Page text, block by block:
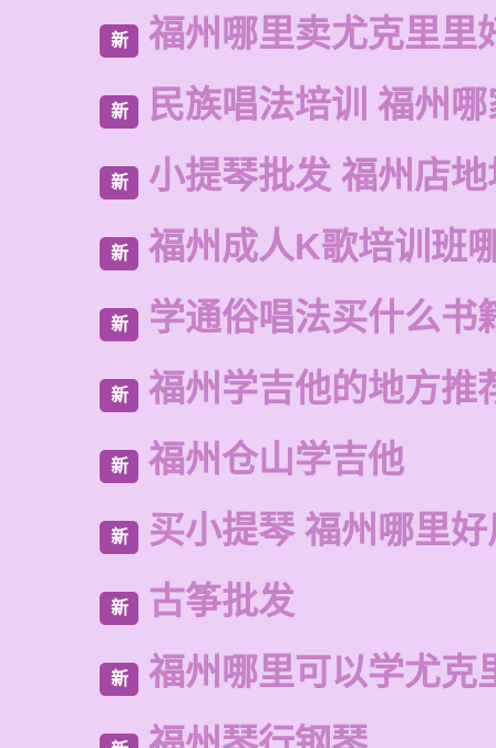
新 福州哪里卖尤克里里
新 民族唱法培训 福州
新 小提琴批发 福州店
新 福州成人K歌培训班
新 学通俗唱法买什么书
新 福州学吉他的地方推
新 福州仓山学吉他
新 买小提琴 福州哪里
新 古筝批发
新 福州哪里可以学尤克